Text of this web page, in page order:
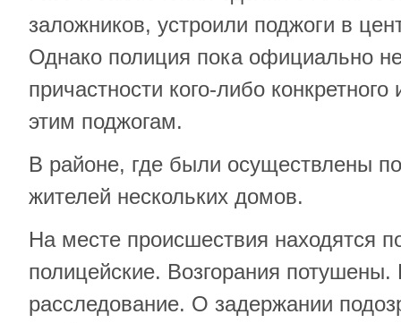
заложников, устроили поджоги в
Однако полиция пока официально
причастности кого-либо конкретного
этим поджогам.
В районе, где были осуществлены
жителей нескольких домов.
На месте происшествия находятся
полицейские. Возгорания потушены.
расследование. О задержании